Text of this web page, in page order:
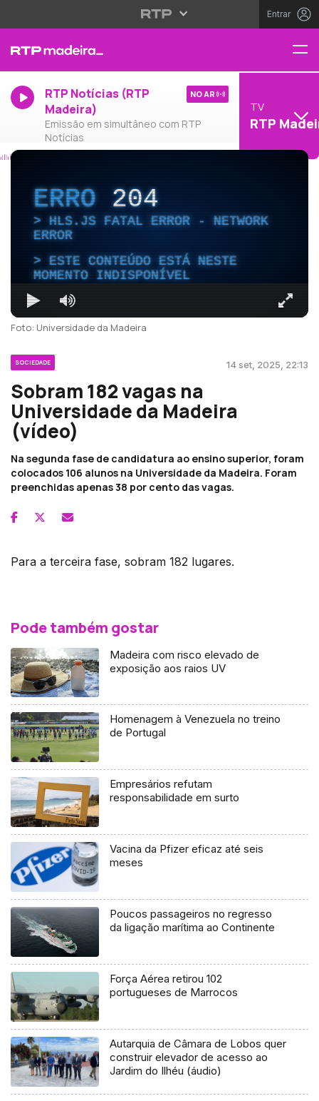
Entrar
RTP Notícias (RTP
Madeira)
Emissão em simultâneo com RTP
Notícias
NO AR
TV
RTP
ERRO204
HLS.JS FATAL ERROR - NETWORK
ERROR
ESTE CONTEÚDO ESTÁ NESTE
MOMENTO INDISPONÍVEL
Foto: Universidade da Madeira
SOCIEDADE 14 set, 2025, 22:13
Sobram 182 vagas na
Universidade da Madeira
(vídeo)
Na segunda fase de candidatura ao ensino superior, foram
colocados 106 alunos na Universidade da Madeira. Foram
preenchidas apenas 38 por cento das vagas.
Para a terceira fase, sobram 182 lugares.
Pode também gostar
Madeira com risco elevado de
exposição aos raios UV
Homenagem à Venezuela no treino
de Portugal
Empresários refutam
responsabilidade em surto
Vacina da Pfizer eficaz até seis
meses
Poucos passageiros no regresso
da ligação marítima ao Continente
Força Aérea retirou 102
portugueses de Marrocos
Autarquia de Câmara de Lobos quer
construir elevador de acesso ao
Jardim do Ilhéu (áudio)